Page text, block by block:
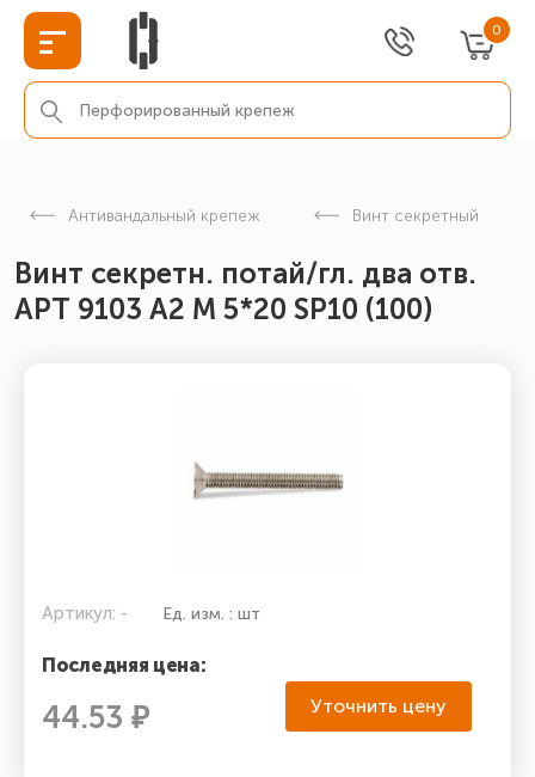
0
Антивандальный крепеж Винт секретный
Винт секретн. потай/гл. два отв.
АРТ 9103 А2 M 5*20 SP10 (100)
Артикул: - Ед. изм. : шт
Последняя цена:
44.53 ₽ Уточнить цену